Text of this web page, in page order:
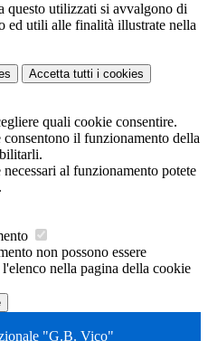
questo utilizzati si avvalgono di
ed utili alle finalità illustrate nella
Accetta tutti i cookies
quali cookie consentire.
il funzionamento della
al funzionamento potete
.
non possono essere
nella pagina della cookie
"G.B. Vico"